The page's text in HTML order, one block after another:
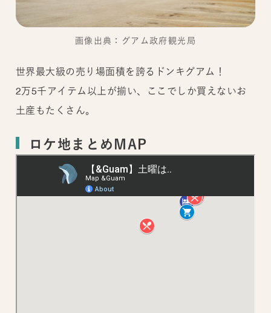
画像出典：グアム政府観光局
世界最大級の売り場面積を誇るドンキグアム！
2万5千アイテム以上が揃い、ここでしか買えないお
土産もたくさん。
ロケ地まとめMAP